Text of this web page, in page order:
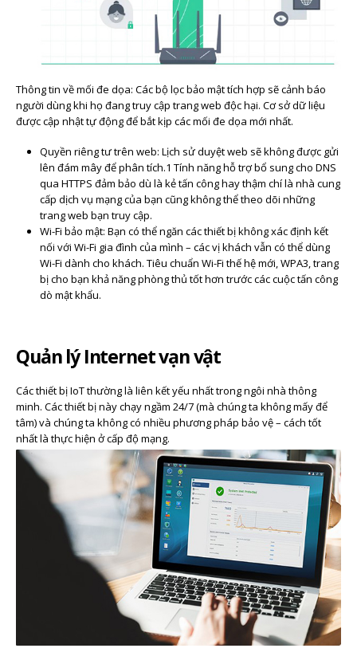
Thông tin về mối đe dọa: Các bộ lọc bảo mật tích hợp sẽ cảnh báo
người dùng khi họ đang truy cập trang web độc hại. Cơ sở dữ liệu
được cập nhật tự động để bắt kịp các mối đe dọa mới nhất.
Quyền riêng tư trên web: Lịch sử duyệt web sẽ không được gửi
lên đám mây để phân tích.1 Tính năng hỗ trợ bổ sung cho DNS
qua HTTPS đảm bảo dù là kẻ tấn công hay thậm chí là nhà cung
cấp dịch vụ mạng của bạn cũng không thể theo dõi những
trang web bạn truy cập.
Wi-Fi bảo mật: Bạn có thể ngăn các thiết bị không xác định kết
nối với Wi-Fi gia đình của mình – các vị khách vẫn có thể dùng
Wi-Fi dành cho khách. Tiêu chuẩn Wi-Fi thế hệ mới, WPA3, trang
bị cho bạn khả năng phòng thủ tốt hơn trước các cuộc tấn công
dò mật khẩu.
Quản lý Internet vạn vật
Các thiết bị IoT thường là liên kết yếu nhất trong ngôi nhà thông
minh. Các thiết bị này chạy ngầm 24/7 (mà chúng ta không mấy để
tâm) và chúng ta không có nhiều phương pháp bảo vệ – cách tốt
nhất là thực hiện ở cấp độ mạng.